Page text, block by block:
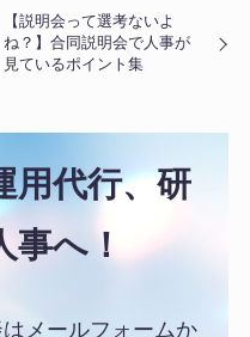
【説明会って選考ないよ
ね？】合同説明会で人事が
見ているポイント集
用代行、研
事へ！
メールフォームか